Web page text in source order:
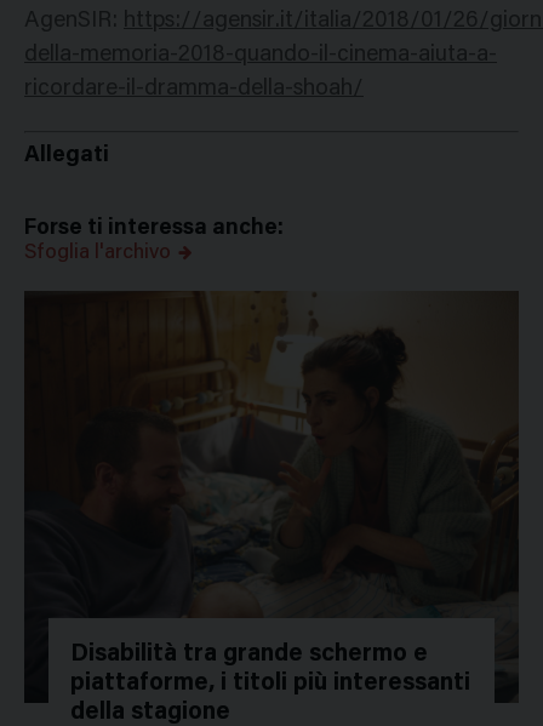
AgenSIR: https://agensir.it/italia/2018/01/26/
della-memoria-2018-quando-il-cinema-aiuta-a-
ricordare-il-dramma-della-shoah/
Allegati
Forse ti interessa anche:
Sfoglia l'archivo
Disabilità tra grande schermo e
piattaforme, i titoli più interessanti
della stagione